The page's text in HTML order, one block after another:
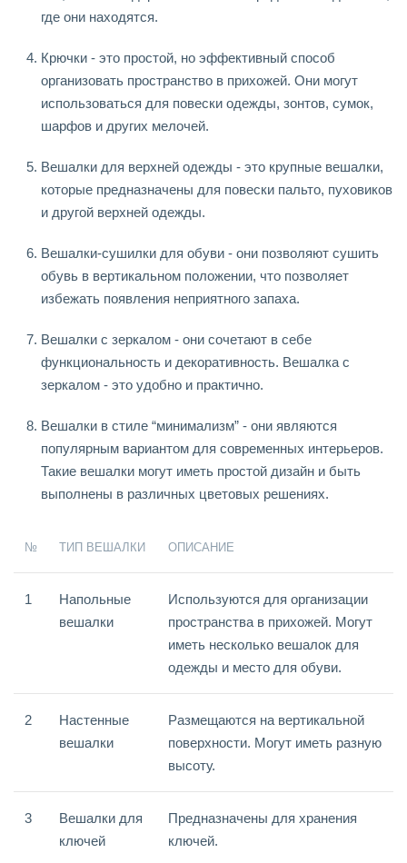
где они находятся.
Крючки - это простой, но эффективный способ
организовать пространство в прихожей. Они могут
использоваться для повески одежды, зонтов, сумок,
шарфов и других мелочей.
Вешалки для верхней одежды - это крупные вешалки,
которые предназначены для повески пальто, пуховиков
и другой верхней одежды.
Вешалки-сушилки для обуви - они позволяют сушить
обувь в вертикальном положении, что позволяет
избежать появления неприятного запаха.
Вешалки с зеркалом - они сочетают в себе
функциональность и декоративность. Вешалка с
зеркалом - это удобно и практично.
Вешалки в стиле “минимализм” - они являются
популярным вариантом для современных интерьеров.
Такие вешалки могут иметь простой дизайн и быть
выполнены в различных цветовых решениях.
№ ТИП ВЕШАЛКИ ОПИСАНИЕ
1
Напольные
вешалки
Используются для организации
пространства в прихожей. Могут
иметь несколько вешалок для
одежды и место для обуви.
2
Настенные
вешалки
Размещаются на вертикальной
поверхности. Могут иметь разную
высоту.
3
Вешалки для
ключей
Предназначены для хранения
ключей.